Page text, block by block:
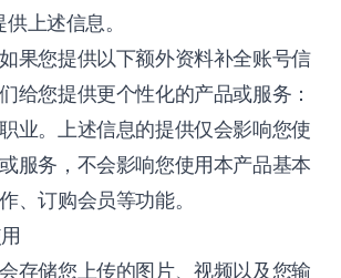
上述信息。
果您提供以下额外资料补全账号信
给您提供更个性化的产品或服务：
业。上述信息的提供仅会影响您使
服务，不会影响您使用本产品基本
、订购会员等功能。
存储您上传的图片、视频以及您输